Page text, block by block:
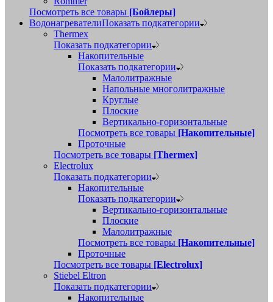
Посмотреть все товары [Бойлеры]
ВодонагревателиПоказать подкатегории
Thermex
Показать подкатегории
Накопительные
Показать подкатегории
Малолитражные
Напольные многолитражные
Круглые
Плоские
Вертикально-горизонтальные
Посмотреть все товары [Накопительные]
Проточные
Посмотреть все товары [Thermex]
Electrolux
Показать подкатегории
Накопительные
Показать подкатегории
Вертикально-горизонтальные
Плоские
Малолитражные
Посмотреть все товары [Накопительные]
Проточные
Посмотреть все товары [Electrolux]
Stiebel Eltron
Показать подкатегории
Накопительные